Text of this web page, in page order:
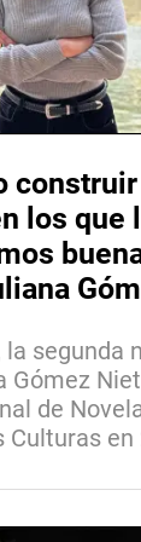
construir
los que
segunda
Gómez
de
en